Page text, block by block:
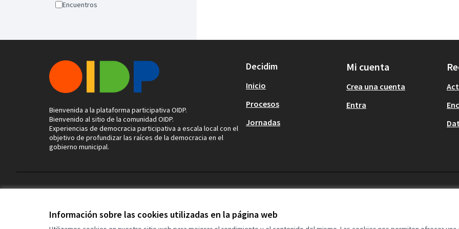
Información sobre las cookies utilizadas en la página web
Encuentros
Bienvenida a la plataforma participativa OIDP.
Bienvenido al sitio de la comunidad OIDP.
Experiencias de democracia participativa a escala local con el
objetivo de profundizar las raíces de la democracia en el
gobierno municipal.
Decidim
Inicio
Procesos
Jornadas
Mi cuenta
Crea una cuenta
Entra